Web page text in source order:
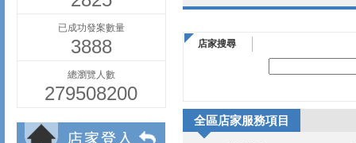
已成功發案數量
3888
總瀏覽人數
279508200
店家搜尋
全區店家服務項目